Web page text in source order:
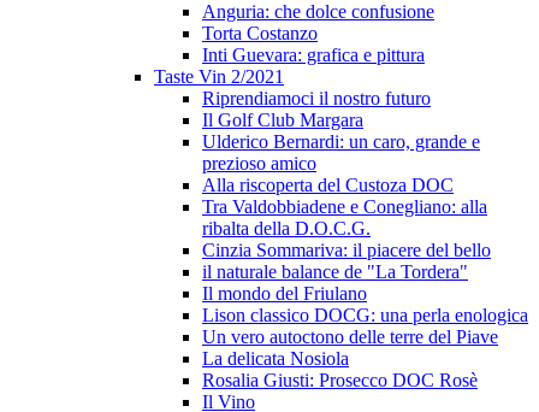
Anguria: che dolce confusione
Torta Costanzo
Inti Guevara: grafica e pittura
Taste Vin 2/2021
Riprendiamoci il nostro futuro
Il Golf Club Margara
Ulderico Bernardi: un caro, grande e
prezioso amico
Alla riscoperta del Custoza DOC
Tra Valdobbiadene e Conegliano: alla
ribalta della D.O.C.G.
Cinzia Sommariva: il piacere del bello
il naturale balance de "La Tordera"
Il mondo del Friulano
Lison classico DOCG: una perla enologica
Un vero autoctono delle terre del Piave
La delicata Nosiola
Rosalia Giusti: Prosecco DOC Rosè
Il Vino